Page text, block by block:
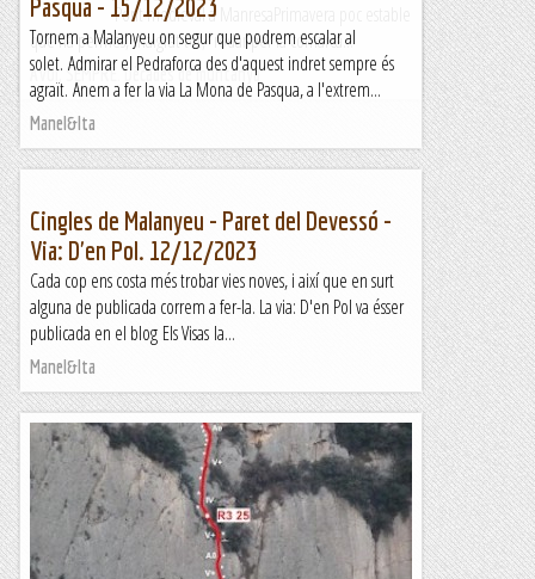
Pont medieval a ManresaPrimavera poc estable
que ha permès, malgrat tot, rodar per la comarca...
AVUI, SEMPRE. Dècades de muntanya
Pasqua - 15/12/2023
Tornem a Malanyeu on segur que podrem escalar al
solet. Admirar el Pedraforca des d'aquest indret sempre és
agraït. Anem a fer la via La Mona de Pasqua, a l'extrem...
Manel&Ita
Cingles de Malanyeu - Paret del Devessó -
Via: D'en Pol. 12/12/2023
Cada cop ens costa més trobar vies noves, i així que en surt
alguna de publicada correm a fer-la. La via: D'en Pol va ésser
publicada en el blog Els Visas la...
Manel&Ita